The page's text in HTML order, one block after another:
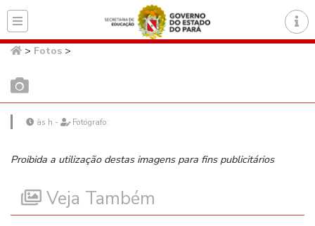
Página inicial do
> Fotos >
às h - Fotógrafo:
Proibida a utilização destas imagens para fins publicitários
Veja Também